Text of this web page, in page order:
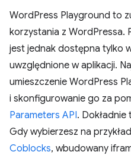
WordPress Playground to
korzystania z WordPressa.
jest jednak dostępna tylko
uwzględnione w aplikacji.
umieszczenie WordPress
i skonfigurowanie go za
Parameters API. Dokładnie
Gdy wybierzesz na przykład
Coblocks, wbudowany